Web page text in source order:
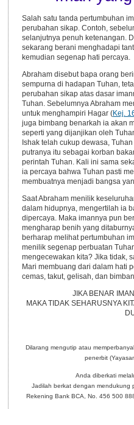
Salah satu tanda pertumbuhan
perubahan sikap. Contoh,
selanjutnya penuh ketenangan.
sekarang berani menghadapi
kemudian segenap hati percaya.
Abraham disebut bapa orang
sempurna di hadapan Tuhan,
perubahan sikap atas dasar
Tuhan. Sebelumnya Abraham
untuk menghampiri Hagar (Kej.
juga bimbang benarkah ia akan
seperti yang dijanjikan oleh
Ishak telah cukup dewasa,
putranya itu sebagai korban
perintah Tuhan. Kali ini sama
ia percaya bahwa Tuhan pasti
membuatnya menjadi bangsa
Saat Abraham menilik
dalam hidupnya, mengertilah ia
dipercaya. Maka imannya pun
mengharap benih yang
berharap melihat pertumbuhan
menilik segenap perbuatan
mengecewakan kita? Jika tidak,
Mari membuang dari dalam hati
cemas, takut, gelisah, dan
JIKA BENAR
MAKA TIDAK SEHARUSNYA
Dilarang mengutip atau
penerbit
Anda diberkati
Jadilah berkat dengan mendukung
Rekening Bank BCA, No. 456 500